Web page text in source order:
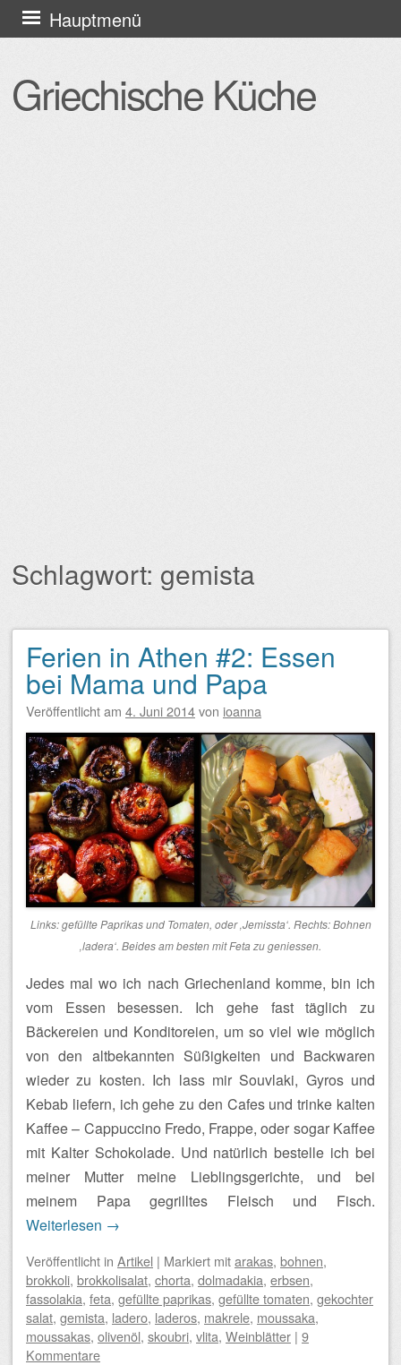
Griechische Küche
Hauptmenü
Zum
Inhalt
Schlagwort: gemista
Beitragsnavigation
Ferien in Athen #2: Essen
bei Mama und Papa
Veröffentlicht am 4. Juni 2014von ioanna
Links: gefüllte Paprikas und Tomaten, oder ‚Jemissta‘. Rechts: Bohnen
‚ladera‘. Beides am besten mit Feta zu geniessen.
Jedes mal wo ich nach Griechenland komme, bin ich
vom Essen besessen. Ich gehe fast täglich zu
Bäckereien und Konditoreien, um so viel wie möglich
von den altbekannten Süßigkeiten und Backwaren
wieder zu kosten. Ich lass mir Souvlaki, Gyros und
Kebab liefern, ich gehe zu den Cafes und trinke kalten
Kaffee – Cappuccino Fredo, Frappe, oder sogar Kaffee
mit Kalter Schokolade. Und natürlich bestelle ich bei
meiner Mutter meine Lieblingsgerichte, und bei
meinem Papa gegrilltes Fleisch und Fisch.
Weiterlesen →
Veröffentlicht in Artikel | Markiert mitarakas, bohnen,
brokkoli, brokkolisalat, chorta, dolmadakia, erbsen,
fassolakia, feta, gefüllte paprikas, gefüllte tomaten, gekochter
salat, gemista, ladero, laderos, makrele, moussaka,
moussakas, olivenöl, skoubri, vlita, Weinblätter | 9
Kommentare